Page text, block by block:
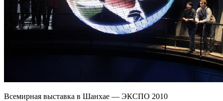
Всемирная выставка в Шанхае — ЭКСПО 2010